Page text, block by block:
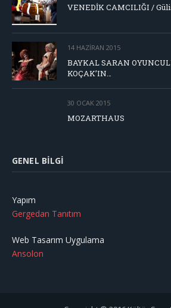
VENEDİK CAMCILIĞI /
14 HAZIRAN 2015
BAYKAL SARAN
KOÇAK’IN…
30 OCAK 2015
MOZARTHAUS
GENEL BILGI
Yapım
Gergedan Tanıtım
Web Tasarım Uygulama
Ansolon